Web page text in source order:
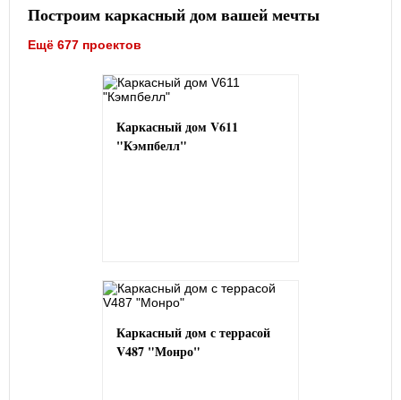
Построим каркасный дом вашей мечты
Ещё 677 проектов
Каркасный дом V611
"Кэмпбелл"
Каркасный дом с террасой
V487 "Монро"